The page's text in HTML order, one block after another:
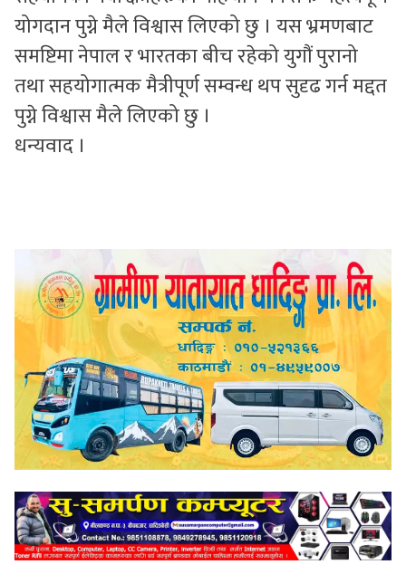
योगदान पुग्ने मैले विश्वास लिएको छु । यस भ्रमणबाट
समष्टिमा नेपाल र भारतका बीच रहेको युगौं पुरानो
तथा सहयोगात्मक मैत्रीपूर्ण सम्वन्ध थप सुदृढ गर्न मद्दत
पुग्ने विश्वास मैले लिएको छु ।
धन्यवाद ।